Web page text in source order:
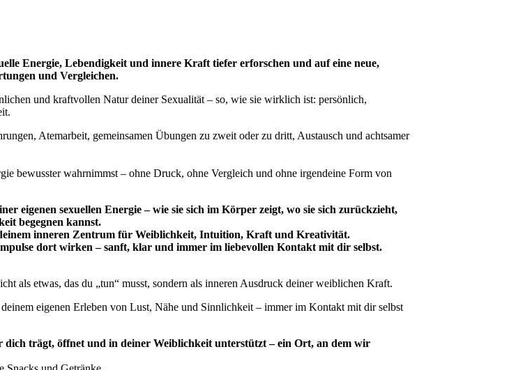
Energie, Lebendigkeit und innere Kraft tiefer erforschen und auf eine neue,
und Vergleichen.
und kraftvollen Natur deiner Sexualität – so, wie sie wirklich ist: persönlich,
Atemarbeit, gemeinsamen Übungen zu zweit oder zu dritt, Austausch und achtsamer
bewusster wahrnimmst – ohne Druck, ohne Vergleich und ohne irgendeine Form von
eigenen sexuellen Energie – wie sie sich im Körper zeigt, wo sie sich zurückzieht,
begegnen kannst.
inneren Zentrum für Weiblichkeit, Intuition, Kraft und Kreativität.
dort wirken – sanft, klar und immer im liebevollen Kontakt mit dir selbst.
als etwas, das du „tun“ musst, sondern als inneren Ausdruck deiner weiblichen Kraft.
eigenen Erleben von Lust, Nähe und Sinnlichkeit – immer im Kontakt mit dir selbst
trägt, öffnet und in deiner Weiblichkeit unterstützt – ein Ort, an dem wir